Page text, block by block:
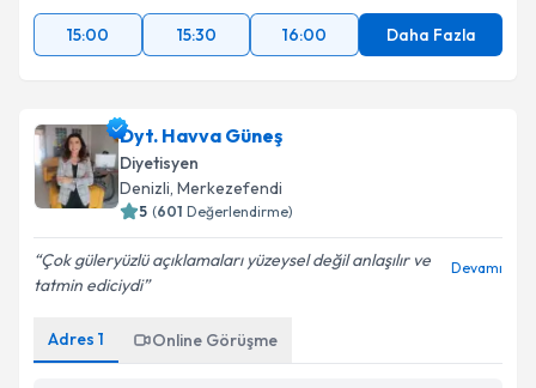
15:00
15:30 16:00 Daha Fazla
Dyt. Havva Güneş
Diyetisyen
Denizli, Merkezefendi
5 (601 Değerlendirme)
Çok güleryüzlü açıklamaları yüzeysel değil anlaşılır ve
tatmin ediciydi
Devamı
Adres 1 Online Görüşme